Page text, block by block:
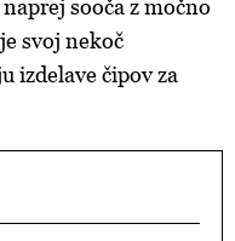
sooča z močno
svoj nekoč
izdelave čipov za